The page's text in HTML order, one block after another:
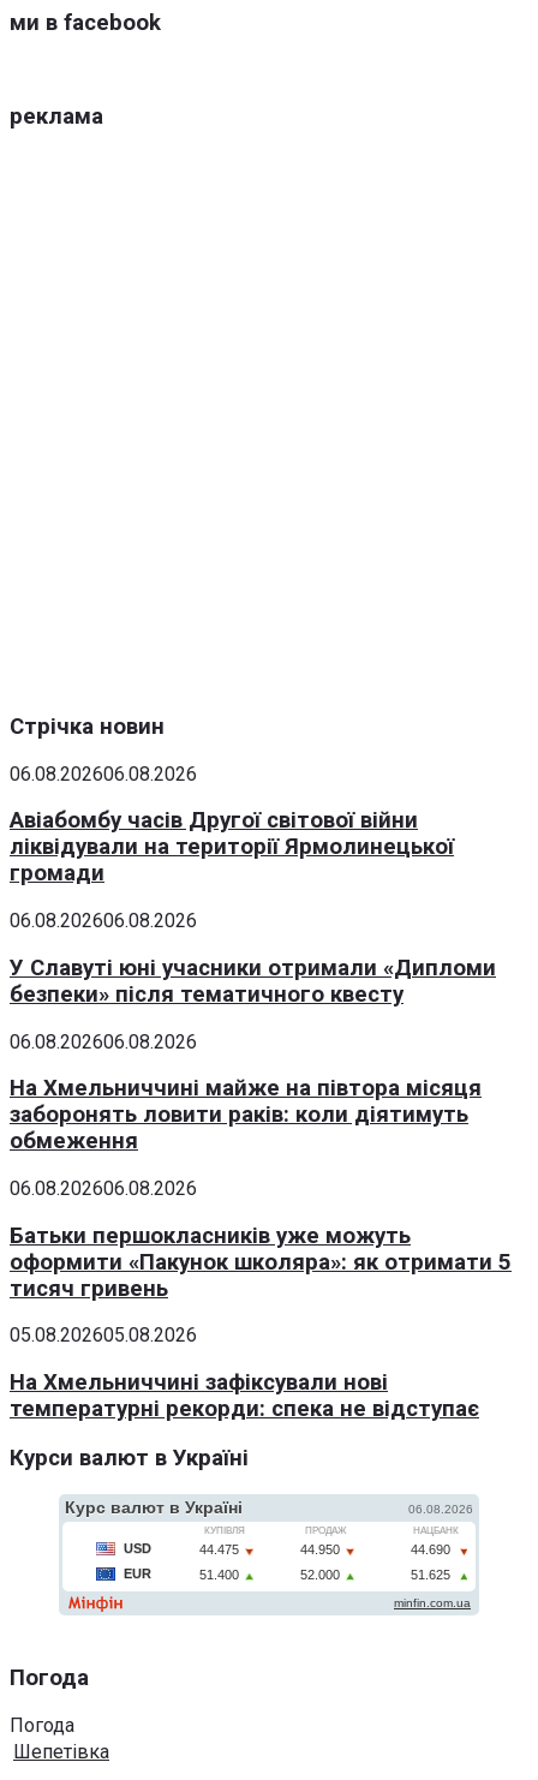
ми в facebook
реклама
Стрічка новин
06.08.202606.08.2026
Авіабомбу часів Другої світової війни
ліквідували на території Ярмолинецької
громади
06.08.202606.08.2026
У Славуті юні учасники отримали «Дипломи
безпеки» після тематичного квесту
06.08.202606.08.2026
На Хмельниччині майже на півтора місяця
заборонять ловити раків: коли діятимуть
обмеження
06.08.202606.08.2026
Батьки першокласників уже можуть
оформити «Пакунок школяра»: як отримати 5
тисяч гривень
05.08.202605.08.2026
На Хмельниччині зафіксували нові
температурні рекорди: спека не відступає
Курси валют в Україні
Погода
Погода
Шепетівка